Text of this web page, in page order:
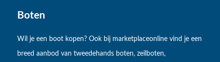
Boten
Wil je een boot kopen? Ook bij marketplaceonline vind je een
breed aanbod van tweedehands boten, zeilboten,